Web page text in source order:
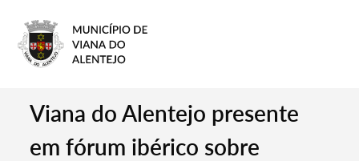
Viana do Alentejo presente
em fórum ibérico sobre